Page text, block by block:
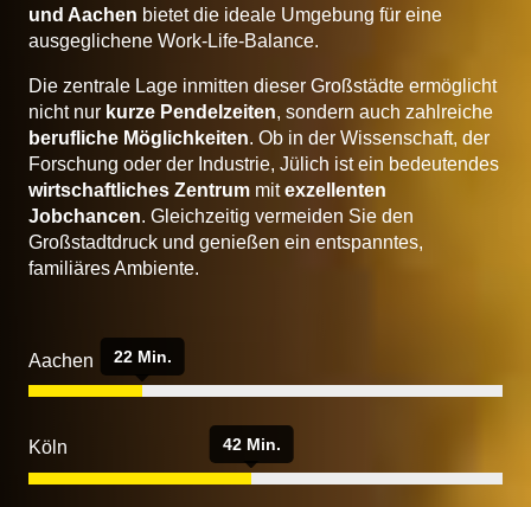
und Aachen bietet die ideale Umgebung für eine
ausgeglichene Work-Life-Balance.
Die zentrale Lage inmitten dieser Großstädte ermöglicht
nicht nur kurze Pendelzeiten, sondern auch zahlreiche
berufliche Möglichkeiten. Ob in der Wissenschaft, der
Forschung oder der Industrie, Jülich ist ein bedeutendes
wirtschaftliches Zentrum mitexzellenten
Jobchancen. Gleichzeitig vermeiden Sie den
Großstadtdruck und genießen ein entspanntes,
familiäres Ambiente.
Aachen 22 Min.
Köln 42 Min.